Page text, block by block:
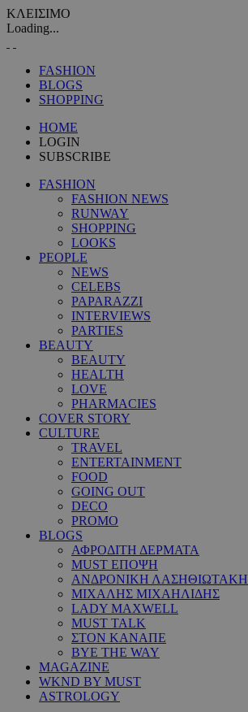
ΚΛΕΙΣΙΜΟ
Loading...
FASHION
BLOGS
SHOPPING
HOME
LOGIN
SUBSCRIBE
FASHION
FASHION NEWS
RUNWAY
SHOPPING
LOOKS
PEOPLE
NEWS
CELEBS
PAPARAZZI
INTERVIEWS
PARTIES
BEAUTY
BEAUTY
HEALTH
LOVE
PHARMACIES
COVER STORY
CULTURE
TRAVEL
ENTERTAINMENT
FOOD
GOING OUT
DECO
PROMO
BLOGS
ΑΦΡΟΔΙΤΗ ΔΕΡΜΑΤΑ
MUST ΕΠΟΨΗ
ΑΝΔΡΟΝΙΚΗ ΛΑΣΗΘΙΩΤΑΚΗ
ΜΙΧΑΛΗΣ ΜΙΧΑΗΛΙΔΗΣ
LADY MAXWELL
MUST TALK
ΣΤΟΝ ΚΑΝΑΠΕ
BYE THE WAY
MAGAZINE
WKND BY MUST
ASTROLOGY